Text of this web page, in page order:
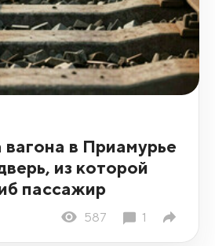
в Приамурье
из которой
пассажир
587 1